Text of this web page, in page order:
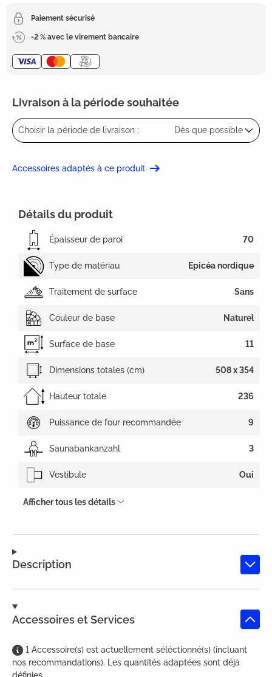
Paiement sécurisé
-2 % avec le virement bancaire
Livraison à la période souhaitée
Choisir la période de livraison : Dès que possible
Accessoires adaptés à ce produit
Description
Accessoires et Services
1 Accessoire(s) est actuellement séléctionné(s) (incluant
nos recommandations). Les quantités adaptées sont déjà
Détails du produit
Épaisseur de paroi 70
Type de matériau Epicéa nordique
Traitement de surface Sans
Couleur de base Naturel
Surface de base 11
Dimensions totales (cm) 508 x 354
Hauteur totale 236
Puissance de four recommandée 9
Saunabankanzahl 3
Vestibule Oui
Afficher tous les détails